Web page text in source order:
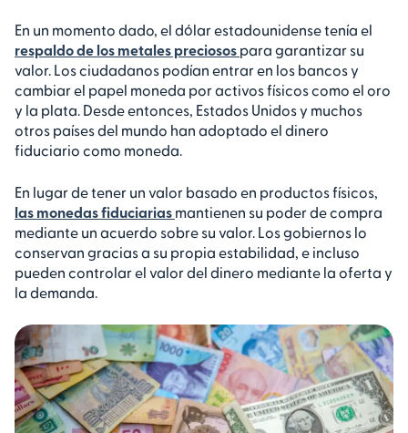
En un momento dado, el dólar estadounidense tenía el
respaldo de los metales preciosos para garantizar su
valor. Los ciudadanos podían entrar en los bancos y
cambiar el papel moneda por activos físicos como el oro
y la plata. Desde entonces, Estados Unidos y muchos
otros países del mundo han adoptado el dinero
fiduciario como moneda.
En lugar de tener un valor basado en productos físicos,
las monedas fiduciarias mantienen su poder de compra
mediante un acuerdo sobre su valor. Los gobiernos lo
conservan gracias a su propia estabilidad, e incluso
pueden controlar el valor del dinero mediante la oferta y
la demanda.